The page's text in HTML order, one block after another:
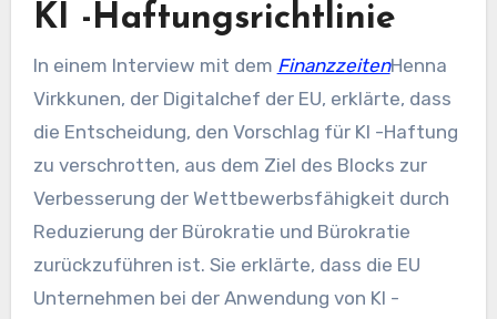
KI -Haftungsrichtlinie
In einem Interview mit dem FinanzzeitenHenna
Virkkunen, der Digitalchef der EU, erklärte, dass
die Entscheidung, den Vorschlag für KI -Haftung
zu verschrotten, aus dem Ziel des Blocks zur
Verbesserung der Wettbewerbsfähigkeit durch
Reduzierung der Bürokratie und Bürokratie
zurückzuführen ist. Sie erklärte, dass die EU
Unternehmen bei der Anwendung von KI -